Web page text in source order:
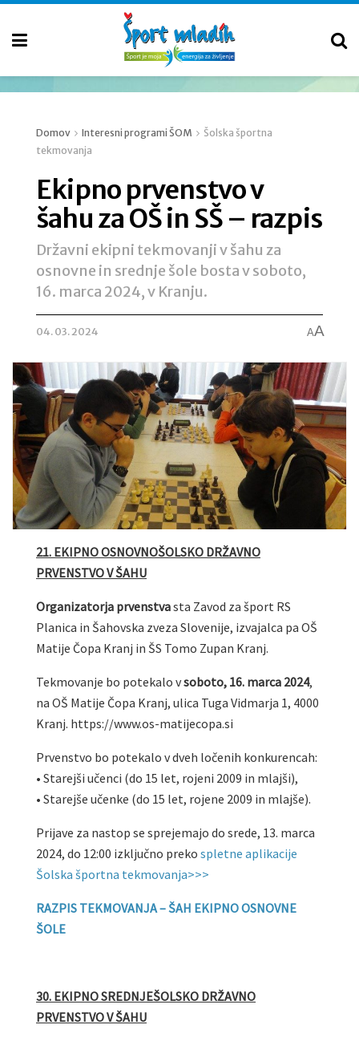
Domov Interesni programi ŠOM
Šolska športna
tekmovanja
Ekipno prvenstvo v
šahu za OŠ in SŠ – razpis
Državni ekipni tekmovanji v šahu za
osnovne in srednje šole bosta v soboto,
16. marca 2024, v Kranju.
04. 03. 2024 AA
21. EKIPNO OSNOVNOŠOLSKO DRŽAVNO
PRVENSTVO V ŠAHU
Organizatorja prvenstvasta Zavod za šport RS
Planica in Šahovska zveza Slovenije, izvajalca pa OŠ
Matije Čopa Kranj in ŠS Tomo Zupan Kranj.
Tekmovanje bo potekalo vsoboto, 16. marca 2024,
na OŠ Matije Čopa Kranj, ulica Tuga Vidmarja 1, 4000
Kranj. https://www.os-matijecopa.si
Prvenstvo bo potekalo v dveh ločenih konkurencah:
• Starejši učenci (do 15 let, rojeni 2009 in mlajši),
• Starejše učenke (do 15 let, rojene 2009 in mlajše).
Prijave za nastop se sprejemajo do srede, 13. marca
2024, do 12:00 izključno preko spletne aplikacije
Šolska športna tekmovanja>>>
RAZPIS TEKMOVANJA – ŠAH EKIPNO OSNOVNE
ŠOLE
30. EKIPNO SREDNJEŠOLSKO DRŽAVNO
PRVENSTVO V ŠAHU